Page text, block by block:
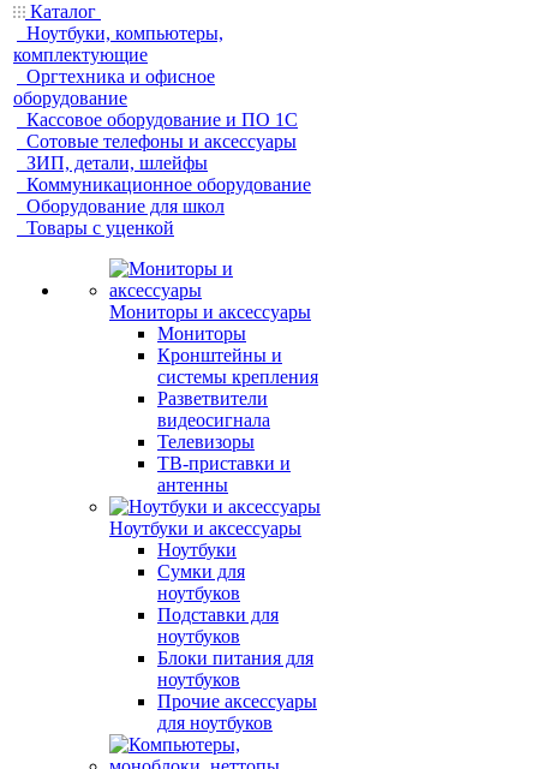
Каталог
Ноутбуки, компьютеры,
комплектующие
Оргтехника и офисное
оборудование
Кассовое оборудование и ПО 1С
Сотовые телефоны и аксессуары
ЗИП, детали, шлейфы
Коммуникационное оборудование
Оборудование для школ
Товары с уценкой
Мониторы и аксессуары
Мониторы
Кронштейны и
системы крепления
Разветвители
видеосигнала
Телевизоры
ТВ-приставки и
антенны
Ноутбуки и аксессуары
Ноутбуки
Сумки для
ноутбуков
Подставки для
ноутбуков
Блоки питания для
ноутбуков
Прочие аксессуары
для ноутбуков